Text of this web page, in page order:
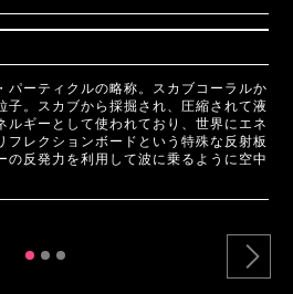
パーティクルの略称。スカブコーラルか
子。スカブから採掘され、圧縮されて液
ルギーとして使われており、世界にエネ
フレクションボードという特殊な反射板
の反発力を利用して波に乗るように空中